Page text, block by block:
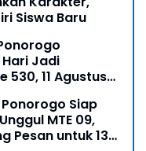
Siswa Baru
Jadi
530, 11 Agustus
Ponorogo Siap
MTE 09,
Pesan untuk 13